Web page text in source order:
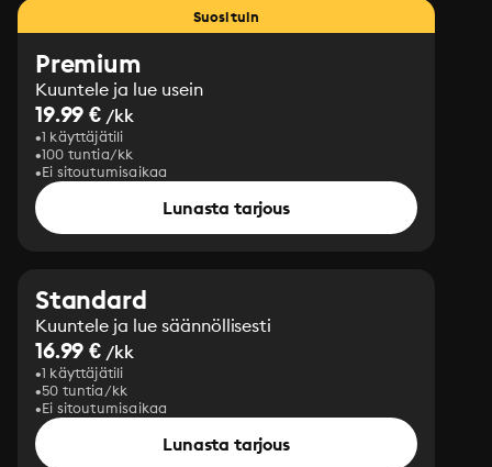
Suosituin
Premium
Kuuntele ja lue usein
19.99 € /kk
1 käyttäjätili
100 tuntia/kk
Ei sitoutumisaikaa
Lunasta tarjous
Standard
Kuuntele ja lue säännöllisesti
16.99 € /kk
1 käyttäjätili
50 tuntia/kk
Ei sitoutumisaikaa
Lunasta tarjous